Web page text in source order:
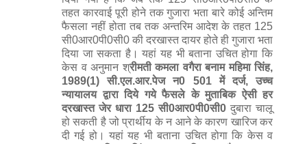
दी गई हो। यहां यह भी बताना उचित होगा कि केस व
अनुमानपवित्र सिंह बनाम भुपिन्द्र कौर, 1988
एस.एल.जे. पेज न0 164में दर्ज उच्च न्यायालय के फैसले
के मुताबिक ऐसी दरखास्त जेर धारा 125
सी0आर0पी0सी0 जो राजीनामा की वहज से वापिस ले
ली गई हो दुबारा चलाई जा सकती है अगर उस केस का
राजीनामा टूट जाये।
धारा 125 सी0आर0पी0सी0 के अधीन खर्चा प्राप्त करने की पात्रता
हर उस व्यक्ति पर जो साधन सम्पन्न है, यह कानूनी दायित्व है कि वहः